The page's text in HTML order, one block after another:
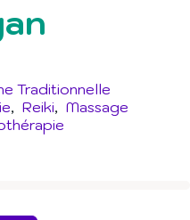
Traditionnelle
Reiki
Massage